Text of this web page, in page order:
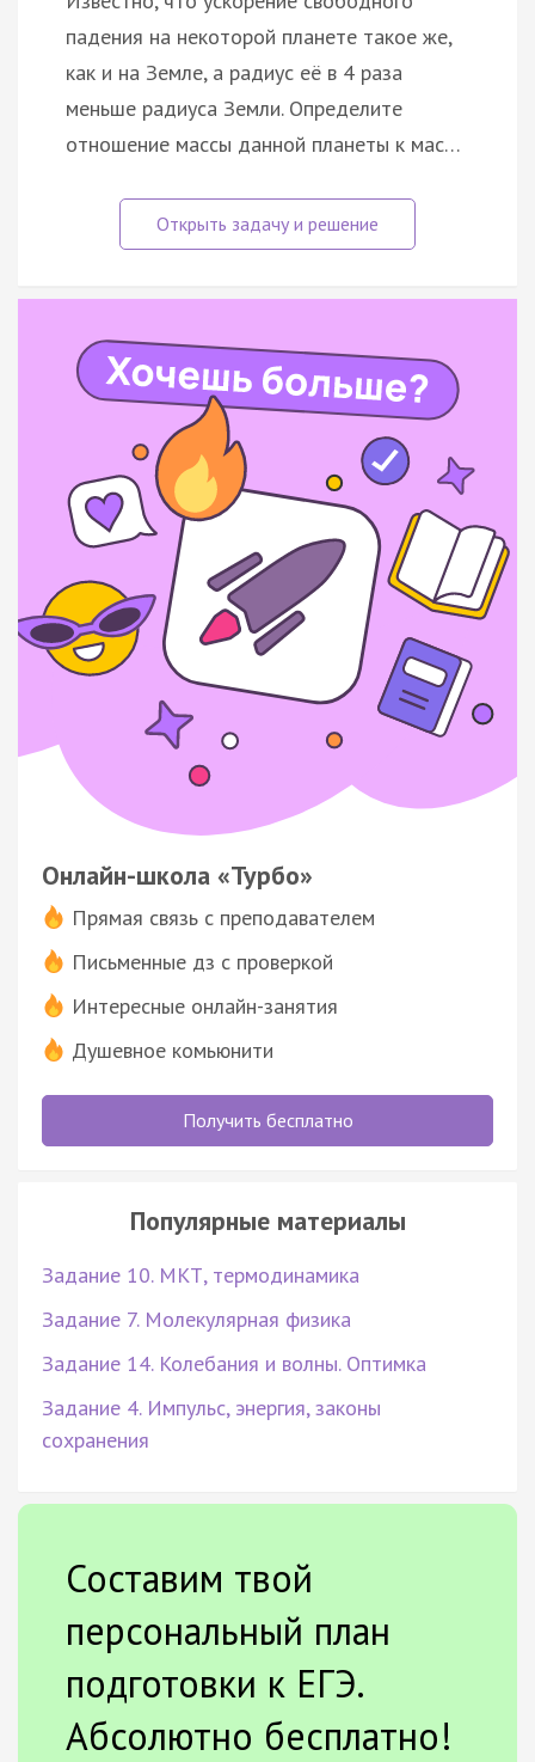
падения на некоторой планете такое же,
как и на Земле, а радиус её в 4 раза
меньше радиуса Земли. Определите
отношение массы данной планеты к мас…
Онлайн-школа «Турбо»
Прямая связь с преподавателем
Письменные дз с проверкой
Интересные онлайн-занятия
Душевное комьюнити
Получить бесплатно
Популярные материалы
Задание 10. МКТ, термодинамика
Задание 7. Молекулярная физика
Задание 14. Колебания и волны. Оптимка
Задание 4. Импульс, энергия, законы
сохранения
Составим твой
персональный план
подготовки к ЕГЭ.
Абсолютно бесплатно!